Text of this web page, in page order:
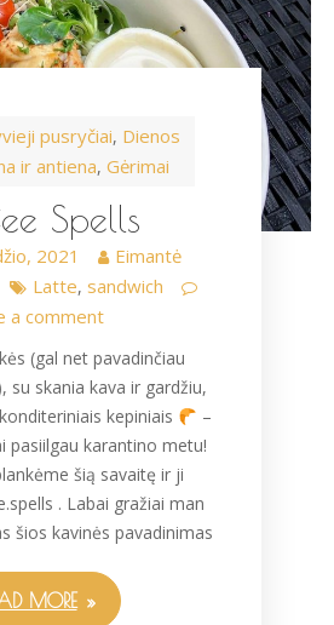
pusryčiai, Dienos
ir antiena, Gėrimai
Spells
2021
Eimantė
Latte, sandwich
a comment
(gal net pavadinčiau
su skania kava ir gardžiu,
kepiniais
–
pasiilgau karantino metu!
šią savaitę ir ji
. Labai gražiai man
šios kavinės pavadinimas
MORE